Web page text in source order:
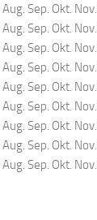
Aug. Sep. Okt. Nov.
Aug. Sep. Okt. Nov.
Aug. Sep. Okt. Nov.
Aug. Sep. Okt. Nov.
Aug. Sep. Okt. Nov.
Aug. Sep. Okt. Nov.
Aug. Sep. Okt. Nov.
Aug. Sep. Okt. Nov.
Aug. Sep. Okt. Nov.